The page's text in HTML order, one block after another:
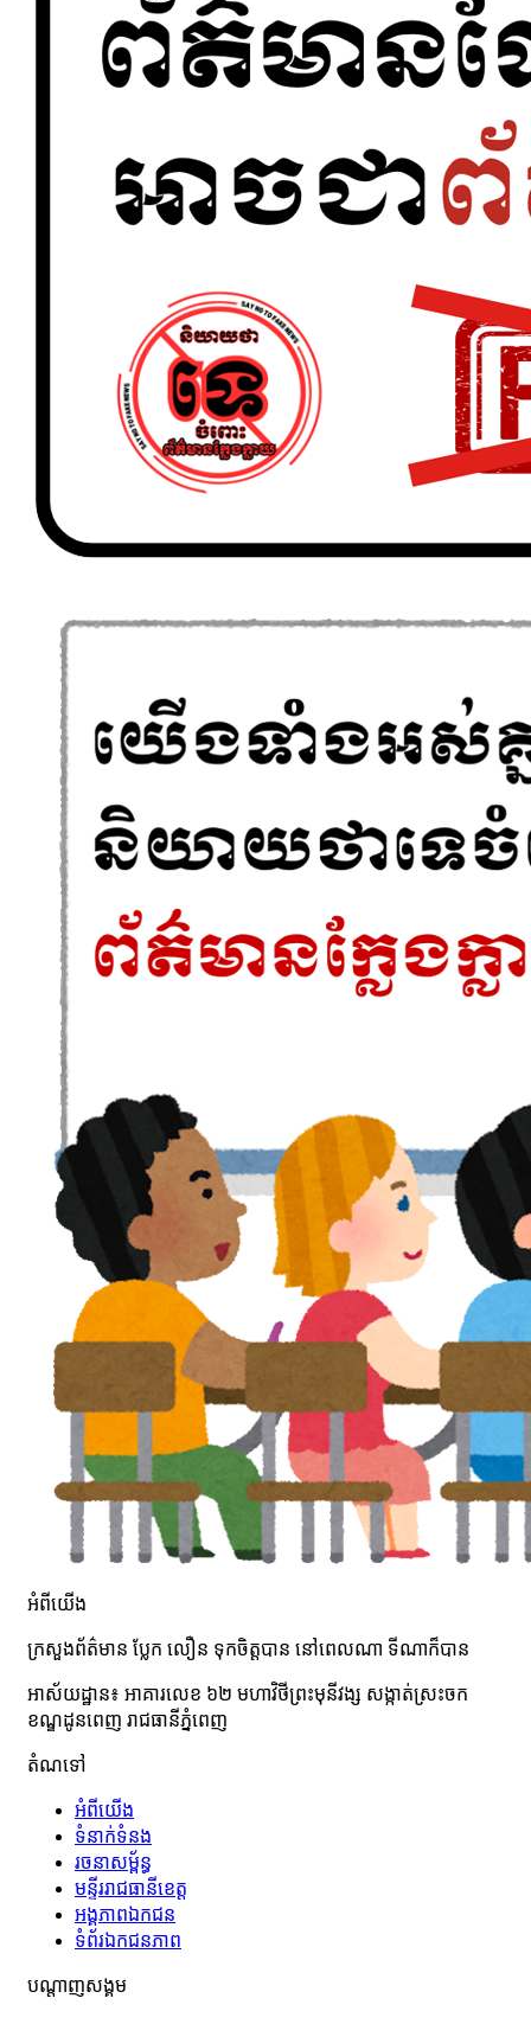
អំពីយើង
ក្រសួងព័ត៌មាន ប្លែក លឿន ទុកចិត្តបាន នៅពេលណា ទីណាក៏បាន
អាស័យដ្ឋាន៖ អាគារលេខ ៦២ មហាវិថី​ព្រះ​មុនីវង្ស សង្កាត់ស្រះចក​
ខណ្ឌដូនពេញ រាជធានីភ្នំពេញ
តំណទៅ
អំពី​​យើង
ទំនាក់ទំនង
រចនាសម្ព័ន្ធ
មន្ទីររាជធានីខេត្ត
អង្គភាពឯកជន
ទំព័រឯកជនភាព
បណ្តាញសង្គម